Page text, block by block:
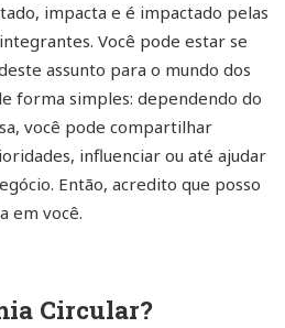
impacta e é impactado pelas
Você pode estar se
assunto para o mundo dos
forma simples: dependendo do
você pode compartilhar
influenciar ou até ajudar
Então, acredito que posso
em você.
Circular?